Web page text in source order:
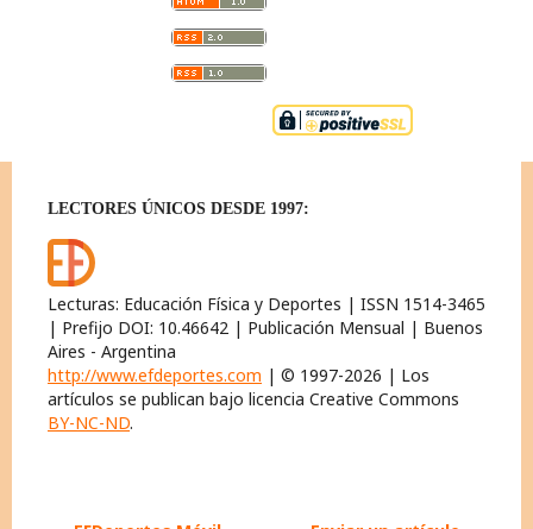
LECTORES ÚNICOS DESDE 1997:
Lecturas: Educación Física y Deportes | ISSN 1514-3465
| Prefijo DOI: 10.46642 | Publicación Mensual | Buenos
Aires - Argentina
http://www.efdeportes.com | © 1997-2026 | Los
artículos se publican bajo licencia Creative Commons
BY-NC-ND.